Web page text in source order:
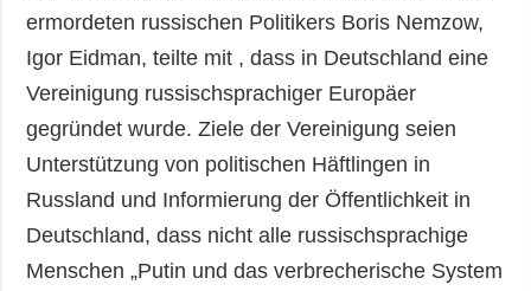
ermordeten russischen Politikers Boris Nemzow,
Igor Eidman, teilte mit , dass in Deutschland eine
Vereinigung russischsprachiger Europäer
gegründet wurde. Ziele der Vereinigung seien
Unterstützung von politischen Häftlingen in
Russland und Informierung der Öffentlichkeit in
Deutschland, dass nicht alle russischsprachige
Menschen „Putin und das verbrecherische System